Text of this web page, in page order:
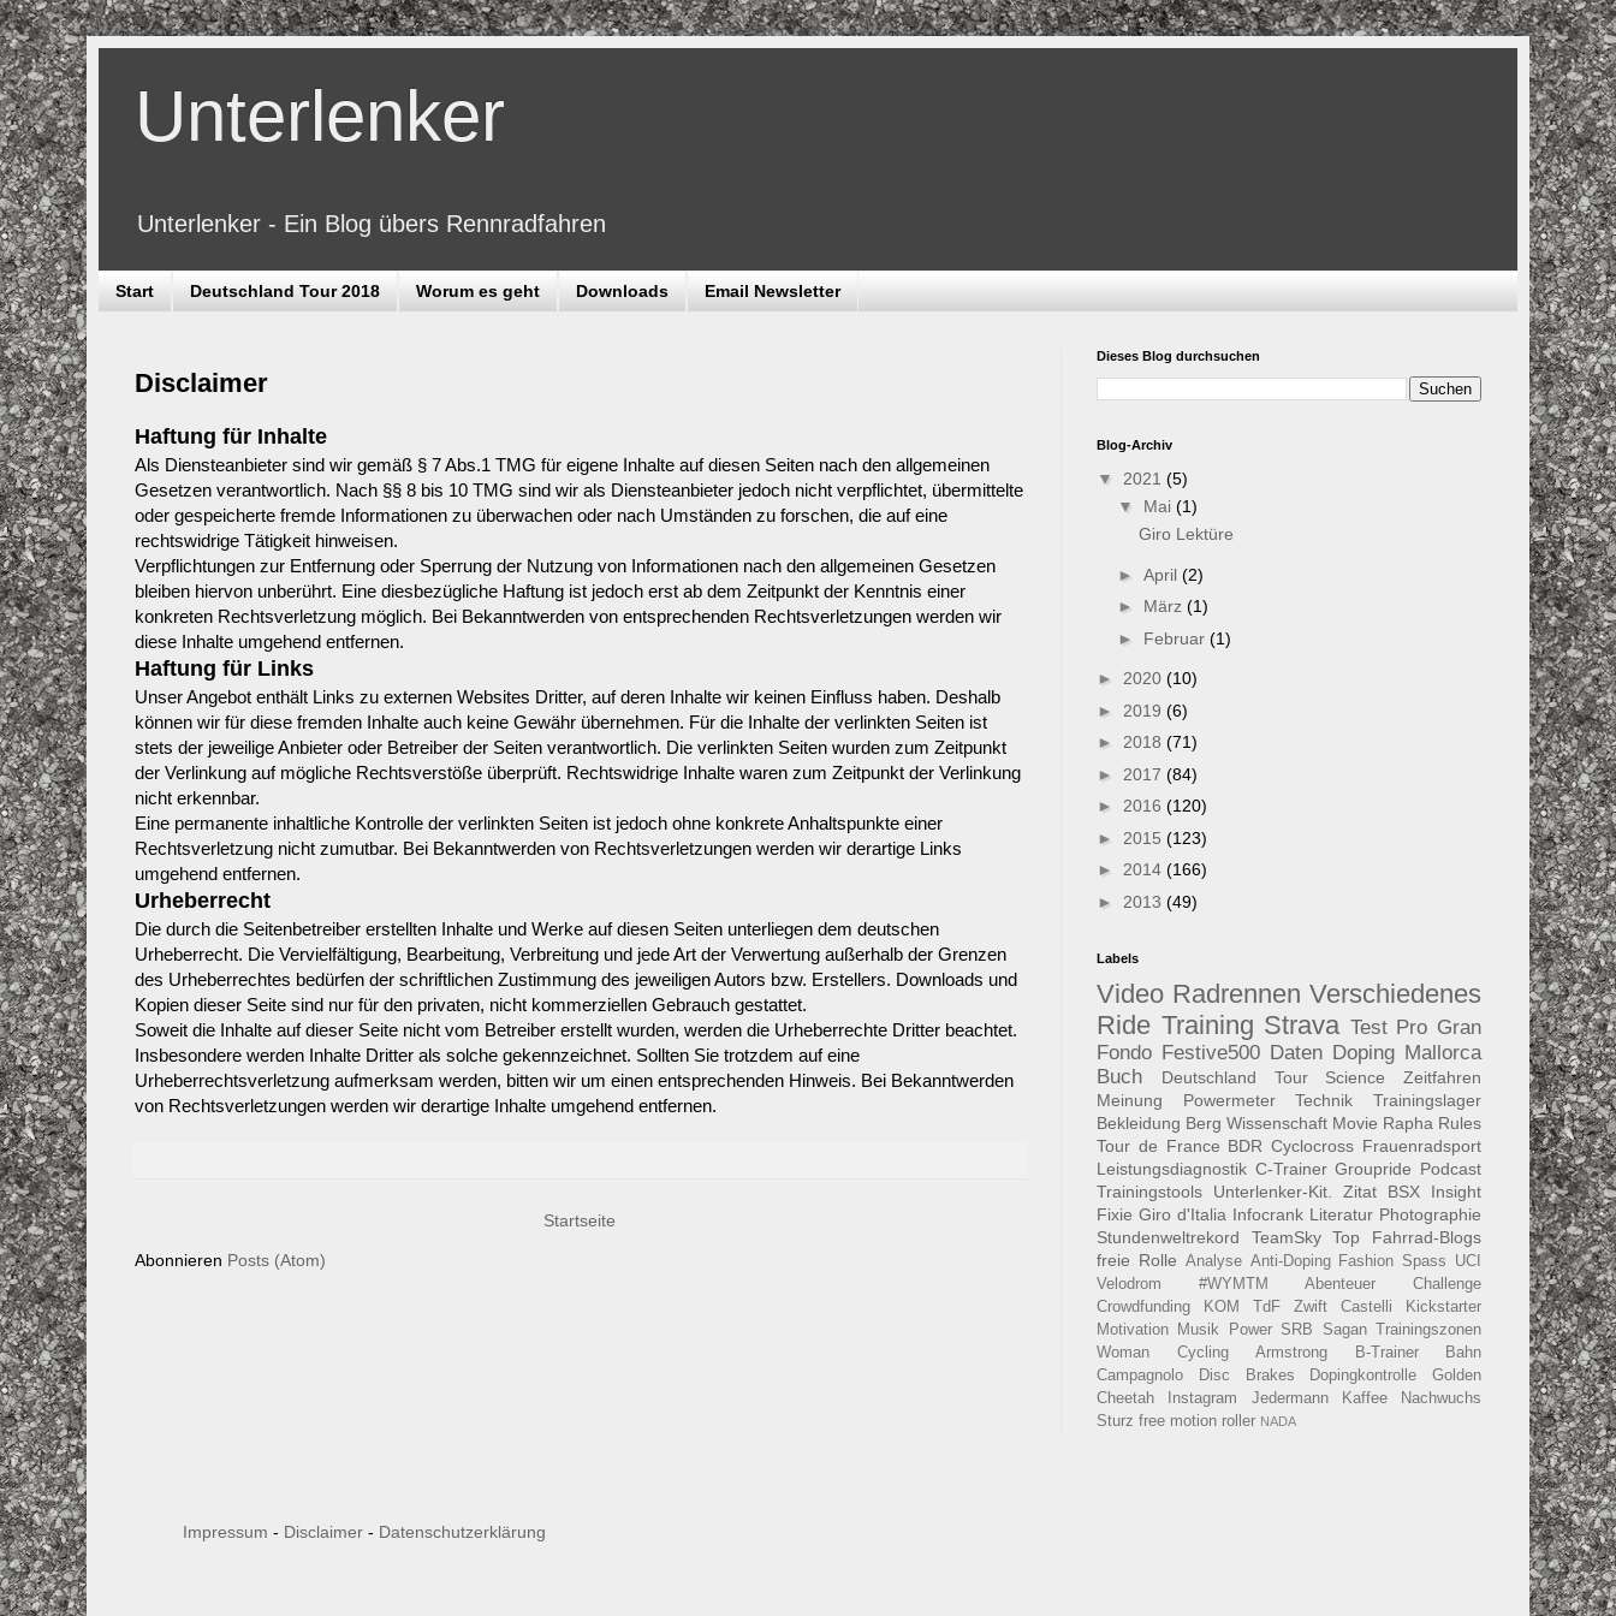
Unterlenker
Unterlenker - Ein Blog übers Rennradfahren
Start Deutschland Tour 2018 Worum es geht Downloads Email Newsletter
Disclaimer
Haftung für Inhalte
Als Diensteanbieter sind wir gemäß § 7 Abs.1 TMG für eigene Inhalte auf diesen Seiten nach den allgemeinen
Gesetzen verantwortlich. Nach §§ 8 bis 10 TMG sind wir als Diensteanbieter jedoch nicht verpflichtet, übermittelte
oder gespeicherte fremde Informationen zu überwachen oder nach Umständen zu forschen, die auf eine
rechtswidrige Tätigkeit hinweisen.
Verpflichtungen zur Entfernung oder Sperrung der Nutzung von Informationen nach den allgemeinen Gesetzen
bleiben hiervon unberührt. Eine diesbezügliche Haftung ist jedoch erst ab dem Zeitpunkt der Kenntnis einer
konkreten Rechtsverletzung möglich. Bei Bekanntwerden von entsprechenden Rechtsverletzungen werden wir
diese Inhalte umgehend entfernen.
Haftung für Links
Unser Angebot enthält Links zu externen Websites Dritter, auf deren Inhalte wir keinen Einfluss haben. Deshalb
können wir für diese fremden Inhalte auch keine Gewähr übernehmen. Für die Inhalte der verlinkten Seiten ist
stets der jeweilige Anbieter oder Betreiber der Seiten verantwortlich. Die verlinkten Seiten wurden zum Zeitpunkt
der Verlinkung auf mögliche Rechtsverstöße überprüft. Rechtswidrige Inhalte waren zum Zeitpunkt der Verlinkung
nicht erkennbar.
Eine permanente inhaltliche Kontrolle der verlinkten Seiten ist jedoch ohne konkrete Anhaltspunkte einer
Rechtsverletzung nicht zumutbar. Bei Bekanntwerden von Rechtsverletzungen werden wir derartige Links
umgehend entfernen.
Urheberrecht
Die durch die Seitenbetreiber erstellten Inhalte und Werke auf diesen Seiten unterliegen dem deutschen
Urheberrecht. Die Vervielfältigung, Bearbeitung, Verbreitung und jede Art der Verwertung außerhalb der Grenzen
des Urheberrechtes bedürfen der schriftlichen Zustimmung des jeweiligen Autors bzw. Erstellers. Downloads und
Kopien dieser Seite sind nur für den privaten, nicht kommerziellen Gebrauch gestattet.
Soweit die Inhalte auf dieser Seite nicht vom Betreiber erstellt wurden, werden die Urheberrechte Dritter beachtet.
Insbesondere werden Inhalte Dritter als solche gekennzeichnet. Sollten Sie trotzdem auf eine
Urheberrechtsverletzung aufmerksam werden, bitten wir um einen entsprechenden Hinweis. Bei Bekanntwerden
von Rechtsverletzungen werden wir derartige Inhalte umgehend entfernen.
Startseite
Abonnieren Posts (Atom)
Dieses Blog durchsuchen
Blog-Archiv
▼ 2021 (5)
▼ Mai (1)
Giro Lektüre
► April (2)
► März (1)
► Februar (1)
► 2020 (10)
► 2019 (6)
► 2018 (71)
► 2017 (84)
► 2016 (120)
► 2015 (123)
► 2014 (166)
► 2013 (49)
Labels
Video Radrennen Verschiedenes
Ride Training Strava Test Pro Gran
Fondo Festive500 Daten Doping Mallorca
Buch
Deutschland Tour Science
Zeitfahren
Meinung
Powermeter Technik
Trainingslager
Bekleidung Berg Wissenschaft Movie Rapha Rules
Tour de France BDR Cyclocross Frauenradsport
Leistungsdiagnostik C-Trainer Groupride Podcast
Trainingstools
Unterlenker-Kit. Zitat
BSX Insight
Fixie Giro d'Italia Infocrank Literatur Photographie
Stundenweltrekord
TeamSky
Top Fahrrad-Blogs
freie Rolle Analyse Anti-Doping Fashion Spass
UCI
Velodrom
#WYMTM Abenteuer
Challenge
Crowdfunding
KOM TdF Zwift Castelli
Kickstarter
Motivation
Musik Power SRB Sagan
Trainingszonen
Woman Cycling
Armstrong B-Trainer
Bahn
Campagnolo
Disc Brakes Dopingkontrolle
Golden
Cheetah
Instagram Jedermann Kaffee
Nachwuchs
Sturz free motion roller NADA
Impressum - Disclaimer - Datenschutzerklärung